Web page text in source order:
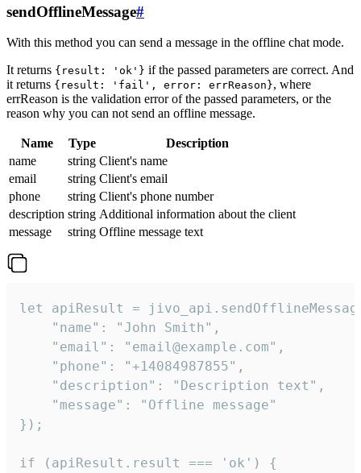
sendOfflineMessage#
With this method you can send a message in the offline chat mode.
It returns {result: 'ok'} if the passed parameters are correct. And
it returns {result: 'fail', error: errReason}, where
errReason is the validation error of the passed parameters, or the
reason why you can not send an offline message.
Name Type
Description
name
string Client's name
email
string Client's email
phone
string Client's phone number
description string Additional information about the client
message
string Offline message text
let apiResult =
    "name": "John Smith",
    "email": "email@example.com",
    "phone": "+14084987855",
    "description": "Description text",
    "message": "Offline message"
});
if (apiResult.result === 'ok') {